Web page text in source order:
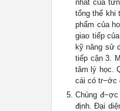
nhất của
tổng thể khi
phẩm của
giao tiếp
kỹ năng sử
tiếp cận 3.
tâm lý học.
cái có tr−ớc
Chúng
định. Đại